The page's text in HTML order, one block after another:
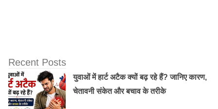
Recent Posts
युवाओं में हार्ट अटैक क्यों बढ़ रहे हैं? जानिए कारण,
चेतावनी संकेत और बचाव के तरीके